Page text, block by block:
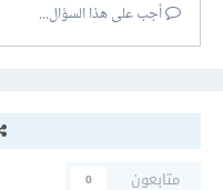
أجب على هذا السؤال...
متابعون
0